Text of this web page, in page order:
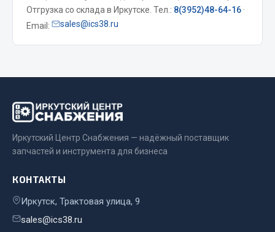
Электрооборудование
Показать ещё
Двигатель
Мост задний
Система питания
Сцепление
Тормозная система
Отгрузка со склада в Иркутске. Тел.: 8(3952)48-64-16 ·
Email:
sales@ics38.ru
Иркутский Центр Снабжения — надёжный поставщик
запчастей и инструмента для бизнеса
КОНТАКТЫ
Иркутск, Трактовая улица, 9
sales@ics38.ru